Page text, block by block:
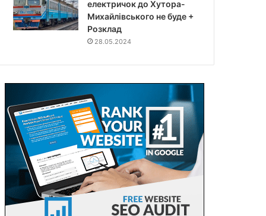
електричок до Хутора-
Михайлівського не буде +
Розклад
28.05.2024